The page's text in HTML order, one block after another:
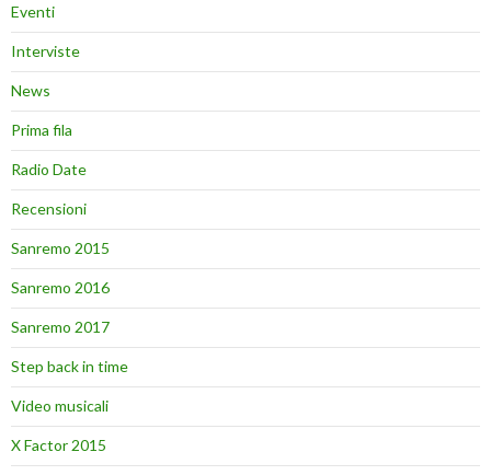
Eventi
Interviste
News
Prima fila
Radio Date
Recensioni
Sanremo 2015
Sanremo 2016
Sanremo 2017
Step back in time
Video musicali
X Factor 2015